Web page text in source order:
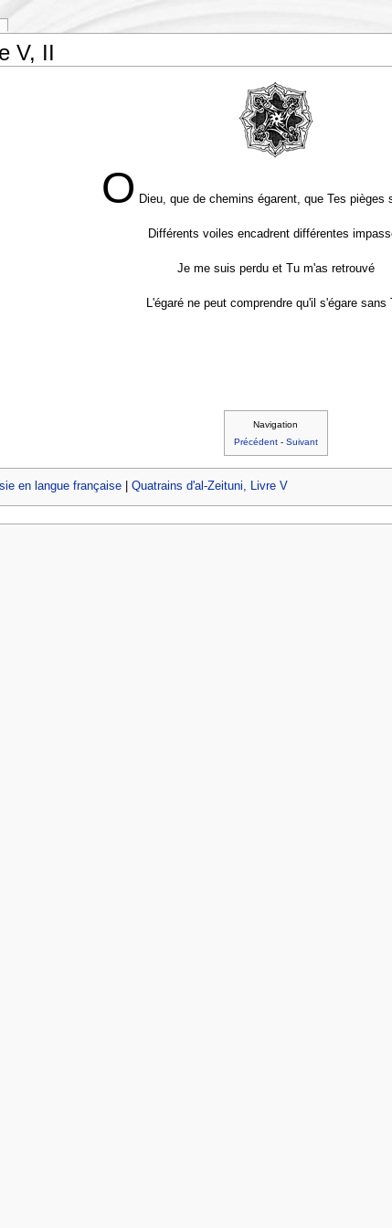
V, II
O Dieu, que de chemins égarent, que Tes pièges
Différents voiles encadrent différentes
Je me suis perdu et Tu m'as retrouvé
L'égaré ne peut comprendre qu'il s'égare sans
Navigation
Précédent- Suivant
en langue française| Quatrains d'al-Zeituni, Livre V